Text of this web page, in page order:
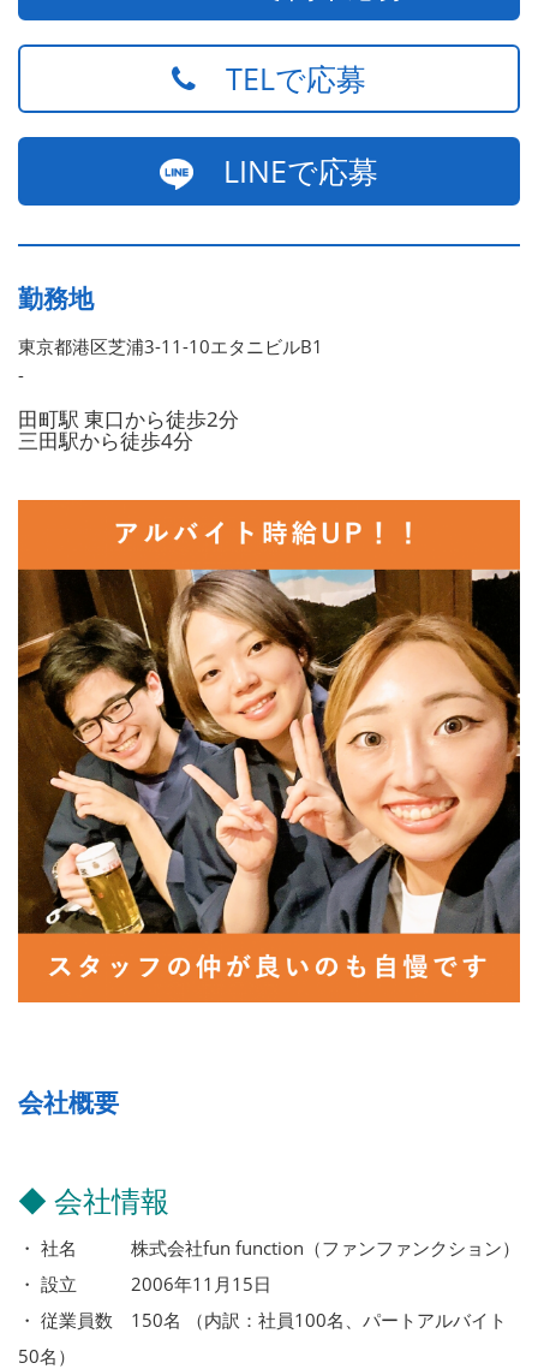
TELで応募
LINEで応募
勤務地
東京都港区芝浦3-11-10エタニビルB1
-
田町駅 東口から徒歩2分
三田駅から徒歩4分
会社概要
◆ 会社情報
・ 社名 株式会社fun function（ファンファンクション）
・ 設立 2006年11月15日
・ 従業員数 150名 （内訳：社員100名、パートアルバイト
50名）